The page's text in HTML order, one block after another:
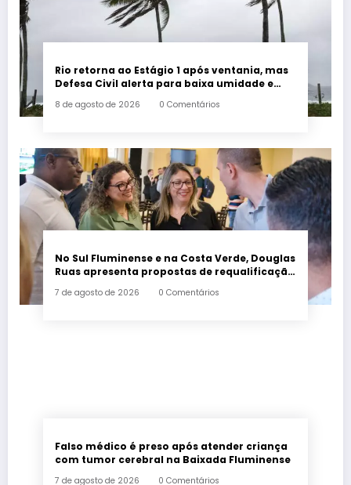
Rio retorna ao Estágio 1 após ventania, mas
Defesa Civil alerta para baixa umidade e
8 de agosto de 2026 0 Comentários
No Sul Fluminense e na Costa Verde, Douglas
Ruas apresenta propostas de requalificação
7 de agosto de 2026 0 Comentários
Falso médico é preso após atender criança
com tumor cerebral na Baixada Fluminense
7 de agosto de 2026 0 Comentários